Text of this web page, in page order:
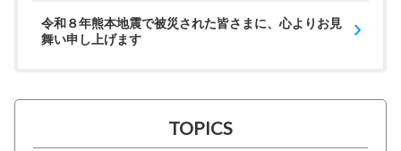
令和８年熊本地震で被災された皆さまに、心よりお見
舞い申し上げます
TOPICS